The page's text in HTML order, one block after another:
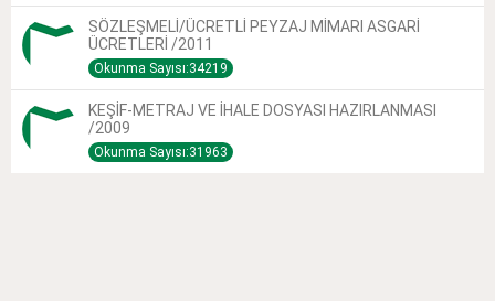
SÖZLEŞMELİ/ÜCRETLİ PEYZAJ MİMARI ASGARİ
ÜCRETLERİ /2011
Okunma Sayısı:34219
KEŞİF-METRAJ VE İHALE DOSYASI HAZIRLANMASI
/2009
Okunma Sayısı:31963